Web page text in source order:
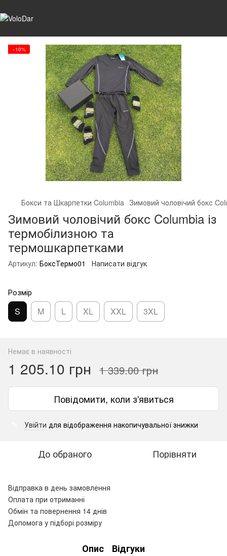
−10%
Бокси та Шкарпетки Columbia Зимовий чоловічий бокс
Зимовий чоловічий бокс Columbia із
термобілизною та
термошкарпетками
Артикул: БоксТермо01 Написати відгук
Розмір
S M L XL XXL 3XL
Немає в наявності
1 205.10 грн 1 339.00 грн
Повідомити, коли з'явиться
Увійти для відображення накопичувальної знижки
До обраного Порівняти
Відправка в день замовлення
Оплата при отриманні
Обмін та повернення 14 днів
Допомога у підборі розміру
Опис Відгуки